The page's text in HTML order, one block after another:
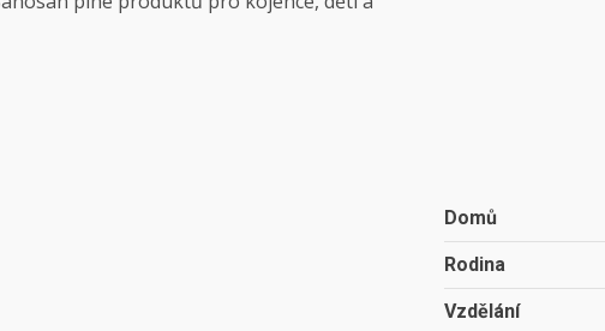
Domů
Rodina
Vzdělání